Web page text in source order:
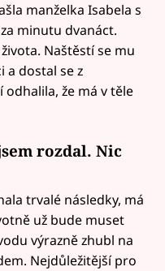
manželka Isabela s
minutu dvanáct.
Naštěstí se mu
a dostal se z
že má v těle
rozdal. Nic
trvalé následky, má
už bude muset
výrazně zhubl na
Nejdůležitější pro